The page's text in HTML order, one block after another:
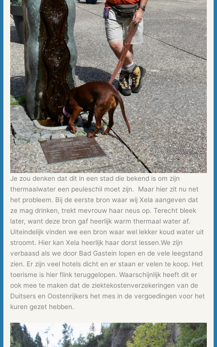
Je zou denken dat dit in een stad die bekend is om zijn
thermaalwater een peuleschil moet zijn. Maar hier zit nu net
het probleem. Bij de eerste bron waar wij Xela aangeven dat
ze mag drinken, trekt mevrouw haar neus op. Terecht bleek
later, want deze bron gaf heerlijk warm thermaal water af.
Uiteindelijk vinden we een bron waar wel lekker koud water uit
stroomt. Hier kan Xela heerlijk haar dorst lessen.We zijn
verbaasd als we door Bad Gastein lopen en de vele leegstand
zien. Er zijn veel hotels dicht en er staan er velen te koop. Het
toerisme is hier flink teruggelopen. Waarschijnlijk heeft dit er
ook mee te maken dat de ziektekostenverzekeringen van de
Duitsers en Oostenrijkers het mes in de vergoedingen voor het
kuren gezet hebben.